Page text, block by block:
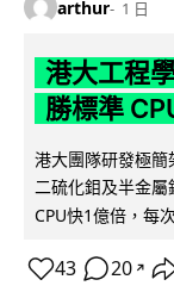
arthur 1 日
港大工程
勝標準
港大團隊研發極
二硫化鉬及半金
CPU快1億倍，每
43 20 ↗